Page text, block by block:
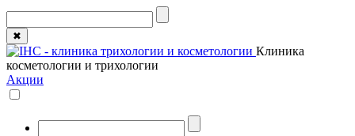
✖
Клиника
косметологии и трихологии
Акции